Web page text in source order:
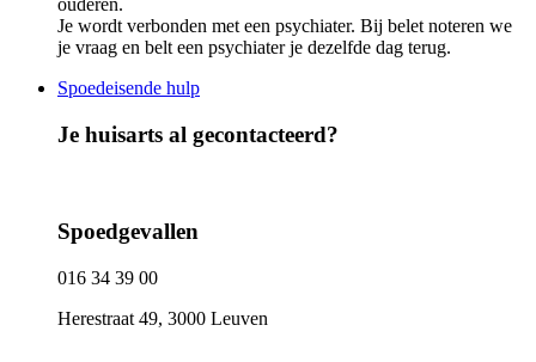
Je wordt verbonden met een psychiater. Bij belet noteren we
je vraag en belt een psychiater je dezelfde dag terug.
Spoedeisende hulp
Je huisarts al gecontacteerd?
Spoedgevallen
016 34 39 00
Herestraat 49, 3000 Leuven